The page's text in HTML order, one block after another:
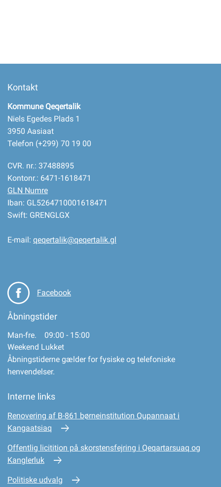
Kontakt
Kommune Qeqertalik
Niels Egedes Plads 1
3950 Aasiaat
Telefon (+299) 70 19 00
CVR. nr.: 37488895
Kontonr.: 6471-1618471
GLN Numre
Iban: GL5264710001618471
Swift: GRENGLGX
E-mail: qeqertalik@qeqertalik.gl
Facebook
Åbningstider
Man-fre. 09:00 - 15:00
Weekend Lukket
Åbningstiderne gælder for fysiske og telefoniske
henvendelser.
Interne links
Renovering af B-861 børneinstitution Qupannaat i
Kangaatsiaq
Offentlig licitition på skorstensfejring i Qeqartarsuaq og
Kanglerluk
Politiske udvalg